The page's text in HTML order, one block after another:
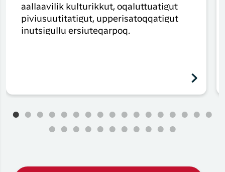
aallaavilik kulturikkut, oqaluttuatigut
piviusuutitatigut, upperisatoqqatigut
inutsigullu ersiuteqarpoq.